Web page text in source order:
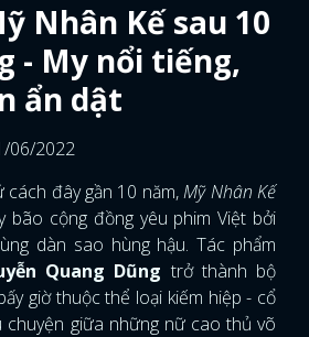
Nhân Kế sau 10
- My nổi tiếng,
ẩn dật
06/2022
cách đây gần 10 năm,Mỹ Nhân Kế
bão cộng đồng yêu phim Việt bởi
dàn sao hùng hậu. Tác phẩm
Quang Dũng trở thành bộ
giờ thuộc thể loại kiếm hiệp - cổ
chuyện giữa những nữ cao thủ võ